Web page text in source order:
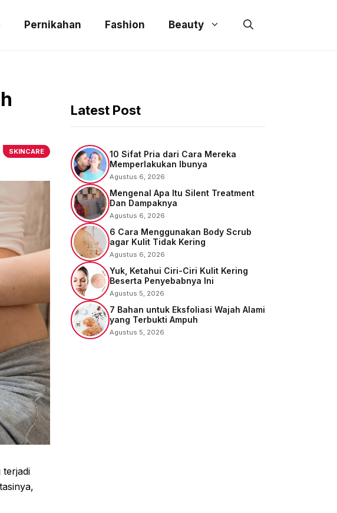
Pernikahan Fashion Beauty
SKINCARE
terjadi
Latest Post
10 Sifat Pria dari Cara Mereka
Memperlakukan Ibunya
Agustus 6, 2026
Mengenal Apa Itu Silent Treatment
Dan Dampaknya
Agustus 6, 2026
6 Cara Menggunakan Body Scrub
agar Kulit Tidak Kering
Agustus 6, 2026
Yuk, Ketahui Ciri-Ciri Kulit Kering
Beserta Penyebabnya Ini
Agustus 5, 2026
7 Bahan untuk Eksfoliasi Wajah Alami
yang Terbukti Ampuh
Agustus 5, 2026